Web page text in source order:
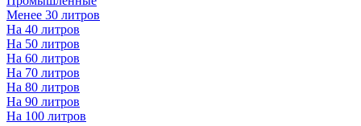
Менее 30 литров
На 40 литров
На 50 литров
На 60 литров
На 70 литров
На 80 литров
На 90 литров
На 100 литров